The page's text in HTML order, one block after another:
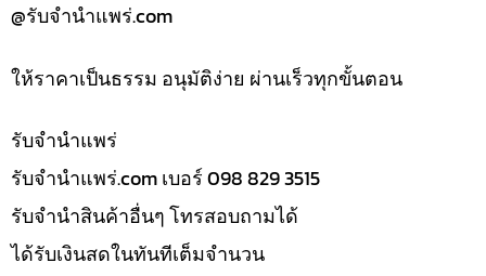
@รับจํานําแพร่.com
ให้ราคาเป็นธรรม อนุมัติง่าย ผ่านเร็วทุกขั้นตอน
รับจํานำแพร่
รับจํานําแพร่.com เบอร์ 098 829 3515
รับจำนำสินค้าอื่นๆ โทรสอบถามได้
ได้รับเงินสดในทันทีเต็มจำนวน